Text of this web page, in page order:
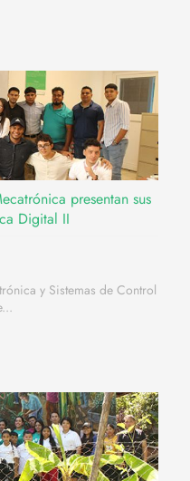
presentan sus
Digital II
y Sistemas de Control